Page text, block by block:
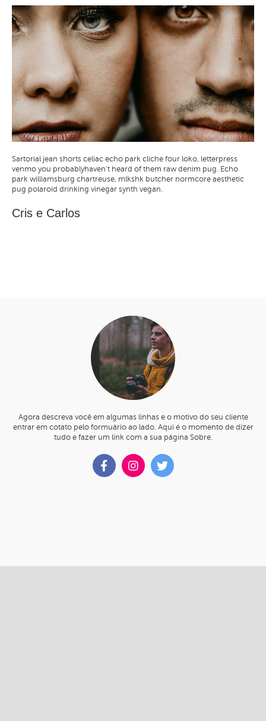
Sartorial jean shorts celiac echo park cliche four loko, letterpress
venmo you probablyhaven't heard of them raw denim pug. Echo
park williamsburg chartreuse, mlkshk butcher normcore aesthetic
pug polaroid drinking vinegar synth vegan.
Cris e Carlos
Agora descreva você em algumas linhas e o motivo do seu cliente
entrar em cotato pelo formuário ao lado. Aqui é o momento de dizer
tudo e fazer um link com a sua página Sobre.